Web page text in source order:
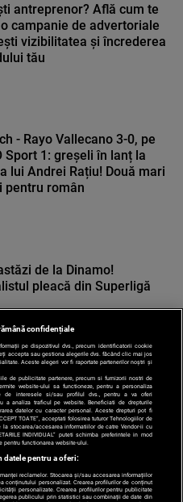
antreprenor? Află cum te
campanie de advertoriale
vizibilitatea și încrederea
tău
- Rayo Vallecano 3-0, pe
Sport 1: greșeli în lanț la
lui Andrei Rațiu! Două mari
pentru român
de la Dinamo!
pleacă din Superligă
confidențiale
pe dispozitivul dvs., precum identificatorii cookie
accepta sau gestiona alegerile dvs. făcând clic mai jos
Aceste alegeri vor fi raportate partenerilor noștri și
de publicitate partenere, precum si furnizorii nostri de
website-ului sa functioneze, pentru a personaliza
de interesele si/sau profilul dvs., pentru a va oferi
a analiza traficul pe website. Beneficiati de drepturile
datelor cu caracter personal. Aceste drepturi pot fi
TOATE”, acceptati folosirea tuturor Tehnologiilor de
stocarea/accesarea informatiilor de catre Vendor-ii cu
INDIVIDUAL” puteti schimba preferintele in mod
functionarea website-ului.
datele pentru a oferi:
reclamelor. Stocarea și/sau accesarea informațiilor
conținutului personalizat. Crearea profilurilor de conținut
personalizate. Crearea profilurilor pentru publicitate
publicului prin statistici sau combinații de date din